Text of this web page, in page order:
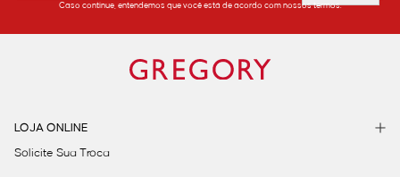
Caso continue, entendemos que você está de acordo com nossos termos.
LOJA ONLINE
Solicite Sua Troca